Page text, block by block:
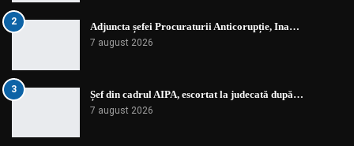
2 Adjuncta șefei Procuraturii Anticorupție, Ina…
7 august 2026
3 Șef din cadrul AIPA, escortat la judecată după…
7 august 2026